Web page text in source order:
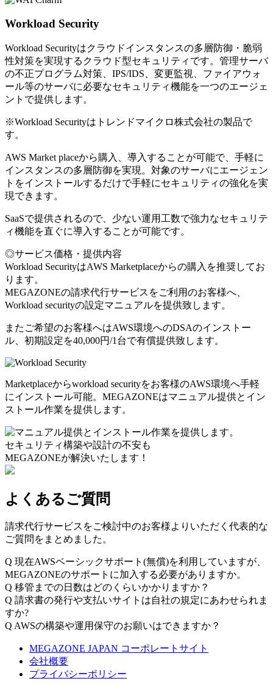
Workload Security
Workload Securityはクラウドインスタンスの多層防御・脆弱
性対策を実現するクラウド型セキュリティです。管理サーバ
の不正プログラム対策、IPS/IDS、変更監視、ファイアウォ
ール等のサーバに必要なセキュリティ機能を一つのエージェ
ントで提供します。
※Workload Securityはトレンドマイクロ株式会社の製品で
す。
AWS Market placeから購入、導入することが可能で、手軽に
インスタンスの多層防御を実現。対象のサーバにエージェン
トをインストールするだけで手軽にセキュリティの強化を実
現できます。
SaaSで提供されるので、少ない運用工数で強力なセキュリテ
ィ機能を直ぐに導入することが可能です。
◎サービス価格・提供内容
Workload SecurityはAWS Marketplaceからの購入を推奨してお
ります。
MEGAZONEの請求代行サービスをご利用のお客様へ、
Workload securityの設定マニュアルを提供致します。
またご希望のお客様へはAWS環境へのDSAのインストー
ル、初期設定を40,000円/1台で有償提供致します。
Marketplaceからworkload securityをお客様のAWS環境へ手軽
にインストール可能。MEGAZONEはマニュアル提供とイン
ストール作業を提供します。
セキュリティ構築や設計の不安も
MEGAZONEが解決いたします！
よくあるご質問
請求代行サービスをご検討中のお客様よりいただく代表的な
ご質問をまとめました。
Q 現在AWSベーシックサポート(無償)を利用していますが、
MEGAZONEのサポートに加入する必要がありますか。
Q 移管までの日数はどのくらいかかりますか？
Q 請求書の発行や支払いサイトは自社の規定にあわせられま
すか?
Q AWSの構築や運用保守のお願いはできますか？
MEGAZONE JAPAN コーポレートサイト
会社概要
プライバシーポリシー